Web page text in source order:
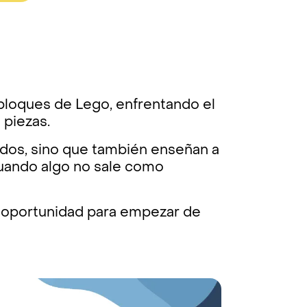
de Lego, enfrentando el
sino que también enseñan a
algo no sale como
para empezar de